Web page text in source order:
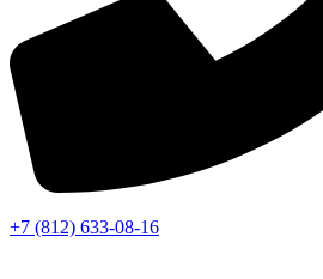
+7 (812) 633-08-16